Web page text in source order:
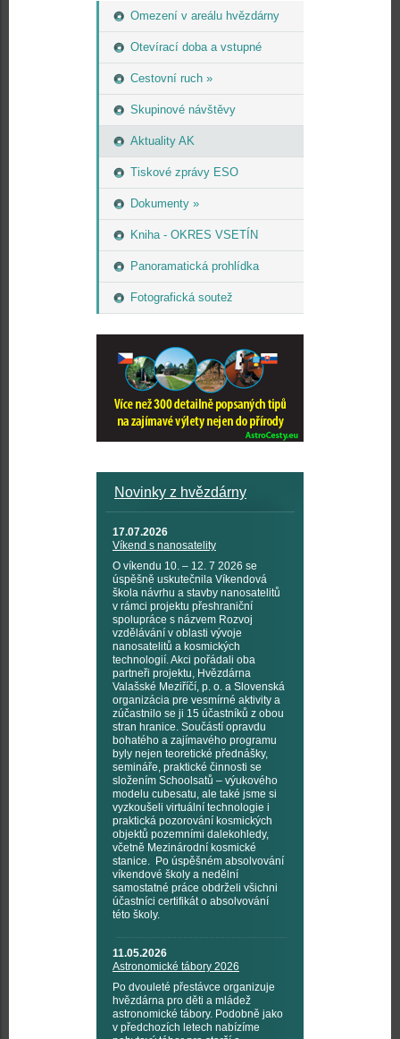
Omezení v areálu hvězdárny
Otevírací doba a vstupné
Cestovní ruch »
Skupinové návštěvy
Aktuality AK
Tiskové zprávy ESO
Dokumenty »
Kniha - OKRES VSETÍN
Panoramatická prohlídka
Fotografická soutež
Novinky z hvězdárny
17.07.2026
Víkend s nanosatelity
O víkendu 10. – 12. 7 2026 se
úspěšně uskutečnila Víkendová
škola návrhu a stavby nanosatelitů
v rámci projektu přeshraniční
spolupráce s názvem Rozvoj
vzdělávání v oblasti vývoje
nanosatelitů a kosmických
technologií. Akci pořádali oba
partneři projektu, Hvězdárna
Valašské Meziříčí, p. o. a Slovenská
organizácia pre vesmírné aktivity a
zúčastnilo se ji 15 účastníků z obou
stran hranice. Součástí opravdu
bohatého a zajímavého programu
byly nejen teoretické přednášky,
semináře, praktické činnosti se
složením Schoolsatů – výukového
modelu cubesatu, ale také jsme si
vyzkoušeli virtuální technologie i
praktická pozorování kosmických
objektů pozemními dalekohledy,
včetně Mezinárodní kosmické
stanice. Po úspěšném absolvování
víkendové školy a nedělní
samostatné práce obdrželi všichni
účastníci certifikát o absolvování
této školy.
11.05.2026
Astronomické tábory 2026
Po dvouleté přestávce organizuje
hvězdárna pro děti a mládež
astronomické tábory. Podobně jako
v předchozích letech nabízíme